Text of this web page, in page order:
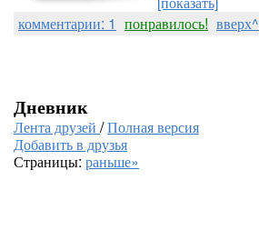
комментарии: 1 понравилось! вверх^
Дневник
Лента друзей /Полная версия
Добавить в друзья
Страницы: раньше»